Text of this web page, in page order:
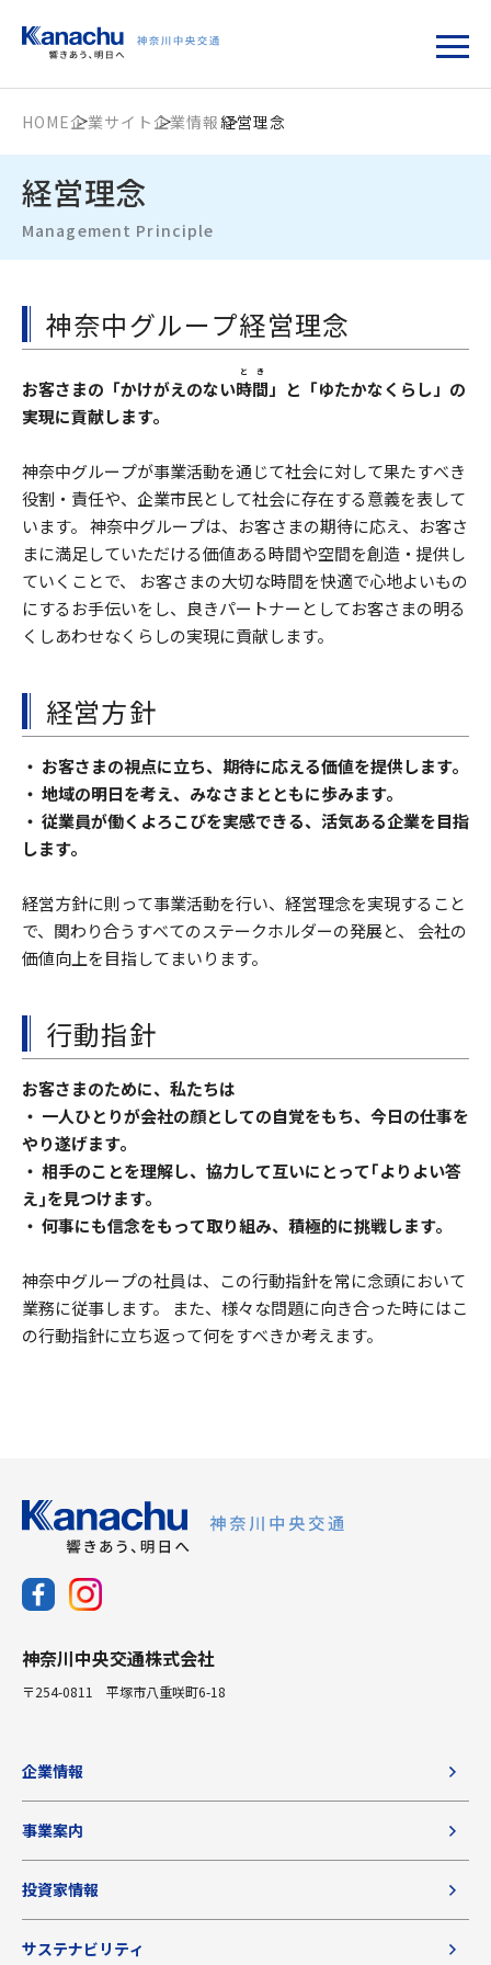
HOME企業サイト 企業情報経営理念
経営理念
Management Principle
神奈中グループ経営理念
お客さまの「かけがえのない時間
とき
」と「ゆたかなくらし」の
実現に貢献します。
神奈中グループが事業活動を通じて社会に対して果たすべき
役割・責任や、企業市民として社会に存在する意義を表して
います。 神奈中グループは、お客さまの期待に応え、お客さ
まに満足していただける価値ある時間や空間を創造・提供し
ていくことで、 お客さまの大切な時間を快適で心地よいもの
にするお手伝いをし、良きパートナーとしてお客さまの明る
くしあわせなくらしの実現に貢献します。
経営方針
・ お客さまの視点に立ち、期待に応える価値を提供します。
・ 地域の明日を考え、みなさまとともに歩みます。
・ 従業員が働くよろこびを実感できる、活気ある企業を目指
します。
経営方針に則って事業活動を行い、経営理念を実現すること
で、関わり合うすべてのステークホルダーの発展と、 会社の
価値向上を目指してまいります。
行動指針
お客さまのために、私たちは
・ 一人ひとりが会社の顔としての自覚をもち、今日の仕事を
やり遂げます。
・ 相手のことを理解し、協力して互いにとって｢よりよい答
え｣を見つけます。
・ 何事にも信念をもって取り組み、積極的に挑戦します。
神奈中グループの社員は、この行動指針を常に念頭において
業務に従事します。 また、様々な問題に向き合った時にはこ
の行動指針に立ち返って何をすべきか考えます。
神奈川中央交通株式会社
〒254-0811 平塚市八重咲町6-18
企業情報
事業案内
投資家情報
サステナビリティ